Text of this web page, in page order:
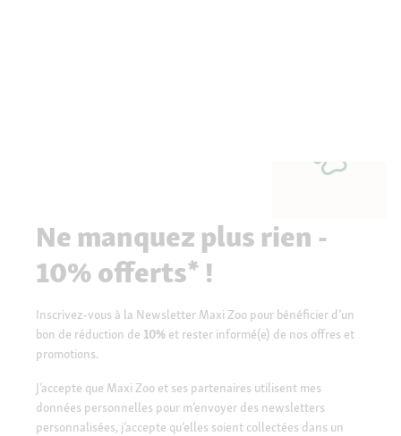
Ne manquez plus rien -
10% offerts* !
Inscrivez-vous à la Newsletter Maxi Zoo pour bénéficier d’un
bon de réduction de 10% et rester informé(e) de nos offres et
promotions.
J’accepte que Maxi Zoo et ses partenaires utilisent mes
données personnelles pour m’envoyer des newsletters
personnalisées, j’accepte qu’elles soient collectées dans un